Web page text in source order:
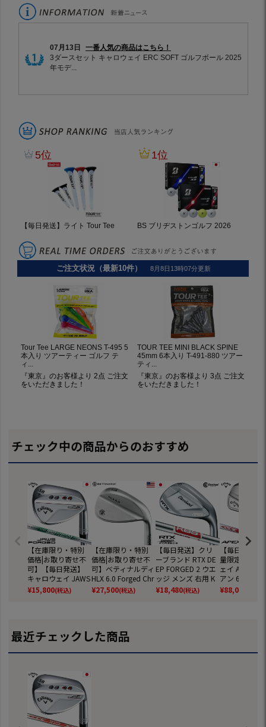
チェック中の商品からのおすすめ
【在庫限り・特別
価格|お取り寄せ不
可】【毎日発送】
キャロウェイ JAWS
FORGED ウェッジ
クロム メンズ 右用
モデル
¥15,800(税込)
【在庫限り・特別
価格|お取り寄せ不
可】ベティナルディ
HLX 6.0 Forged Chr
ome WEDGE ウェ
ッジ メンズ 右用 Dy
並行輸入品 ゴルフ
クラブ
¥27,500(税込)
【毎日発送】クリ
ーブランド RTX DE
EP FORGED 2 ウエ
ッジ メンズ 右用 K
BS TOUR LITE スチ
ールシャフト 日本
¥18,480(税込)
【毎日発送】
量限定】キャ
ェイ APEX
アン 6本セッ
9,PW) メンズ
N.S.PRO
¥88,000
最近チェックした商品